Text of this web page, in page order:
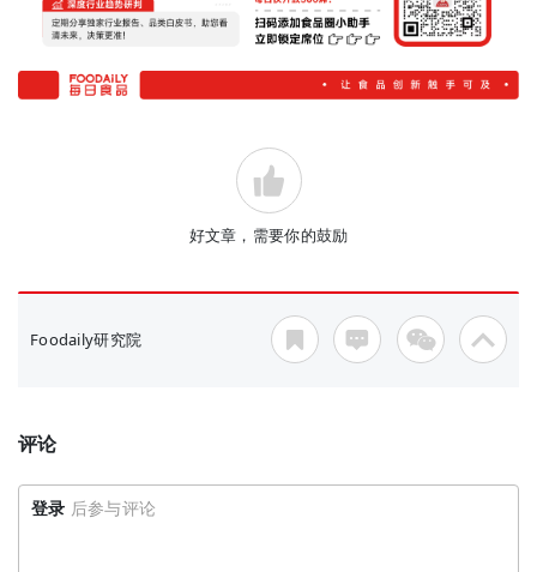
好文章，需要你的鼓励
Foodaily研究院
评论
登录 后参与评论